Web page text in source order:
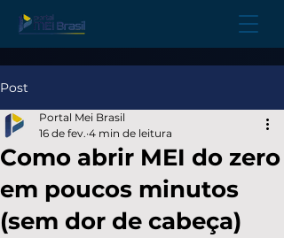
Post
Como abrir MEI do zero
em poucos minutos
(sem dor de cabeça)
Portal Mei Brasil
16 de fev. 4 min de leitura